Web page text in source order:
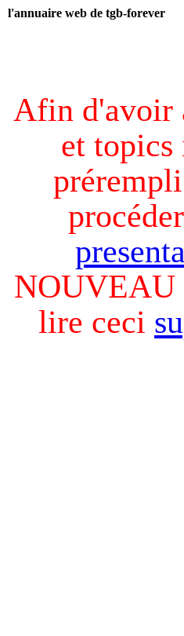
l'annuaire web de tgb-forever
Afin d'avoir
et topics
NOUVEAU
lire ceci